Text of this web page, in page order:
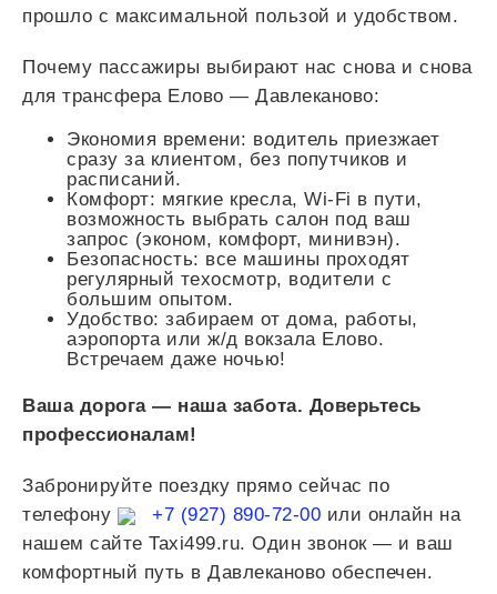
прошло с максимальной пользой и удобством.
Почему пассажиры выбирают нас снова и снова
для трансфера Елово — Давлеканово:
Экономия времени: водитель приезжает
сразу за клиентом, без попутчиков и
расписаний.
Комфорт: мягкие кресла, Wi-Fi в пути,
возможность выбрать салон под ваш
запрос (эконом, комфорт, минивэн).
Безопасность: все машины проходят
регулярный техосмотр, водители с
большим опытом.
Удобство: забираем от дома, работы,
аэропорта или ж/д вокзала Елово.
Встречаем даже ночью!
Ваша дорога — наша забота. Доверьтесь
профессионалам!
Забронируйте поездку прямо сейчас по
телефону
+7 (927) 890-72-00 или онлайн на
нашем сайте Taxi499.ru. Один звонок — и ваш
комфортный путь в Давлеканово обеспечен.